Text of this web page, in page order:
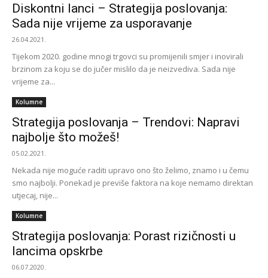
Diskontni lanci – Strategija poslovanja:
Sada nije vrijeme za usporavanje
26.04.2021.
Tijekom 2020. godine mnogi trgovci su promijenili smjer i inovirali
brzinom za koju se do jučer mislilo da je neizvediva. Sada nije
vrijeme za...
Kolumne
Strategija poslovanja – Trendovi: Napravi
najbolje što možeš!
05.02.2021.
Nekada nije moguće raditi upravo ono što želimo, znamo i u čemu
smo najbolji. Ponekad je previše faktora na koje nemamo direktan
utjecaj, nije...
Kolumne
Strategija poslovanja: Porast rizičnosti u
lancima opskrbe
06.07.2020.